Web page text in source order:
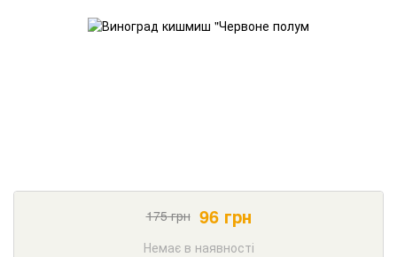
175грн 96грн
Немає в наявності